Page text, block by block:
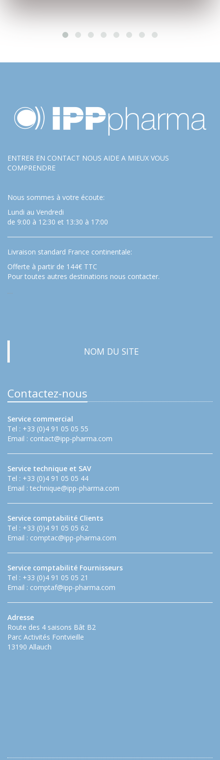
ENTRER EN CONTACT NOUS AIDE A MIEUX VOUS
COMPRENDRE
Nous sommes à votre écoute:
Lundi au Vendredi
de 9:00 à 12:30 et 13:30 à 17:00
Livraison standard France continentale:
Offerte à partir de 144€ TTC
Pour toutes autres destinations nous contacter.
…
NOM DU SITE
Contactez-nous
Service commercial
Tel : +33 (0)4 91 05 05 55
Email : contact@ipp-pharma.com
Service technique et SAV
Tel : +33 (0)4 91 05 05 44
Email : technique@ipp-pharma.com
Service comptabilité Clients
Tel : +33 (0)4 91 05 05 62
Email : comptac@ipp-pharma.com
Service comptabilité Fournisseurs
Tel : +33 (0)4 91 05 05 21
Email : comptaf@ipp-pharma.com
Adresse
Route des 4 saisons Bât B2
Parc Activités Fontvieille
13190 Allauch